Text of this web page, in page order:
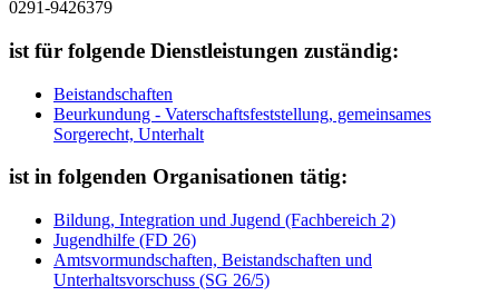
0291-9426379
ist für folgende Dienstleistungen zuständig:
Beistandschaften
Beurkundung - Vaterschaftsfeststellung, gemeinsames
Sorgerecht, Unterhalt
ist in folgenden Organisationen tätig:
Bildung, Integration und Jugend (Fachbereich 2)
Jugendhilfe (FD 26)
Amtsvormundschaften, Beistandschaften und
Unterhaltsvorschuss (SG 26/5)